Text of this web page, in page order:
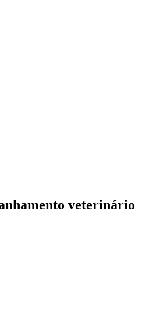
veterinário